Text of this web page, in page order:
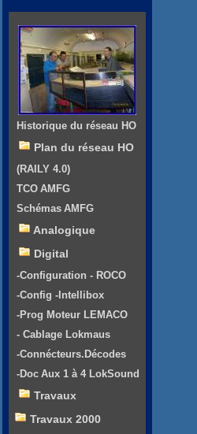
Historique du réseau HO
Plan du réseau HO
(RAILY 4.0)
TCO AMFG
Schémas AMFG
Analogique
Digital
-Configuration - ROCO
-Config -Intellibox
-Prog Moteur LEMACO
- Cablage Lokmaus
-Connécteurs.Décodes
-Doc Aux 1 à 4 LokSound
Travaux
Travaux 2000